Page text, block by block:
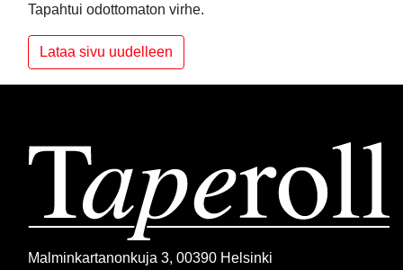
Tapahtui odottomaton virhe.
Lataa sivu uudelleen
Malminkartanonkuja 3, 00390 Helsinki